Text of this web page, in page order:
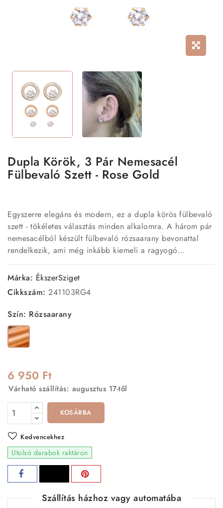
Dupla Körök, 3 Pár Nemesacél
Fülbevaló Szett - Rose Gold
Egyszerre elegáns és modern, ez a dupla körös fülbevaló
szett - tökéletes választás minden alkalomra. A három pár
nemesacélból készült fülbevaló rózsaarany bevonattal
rendelkezik, ami még inkább kiemeli a ragyogó
kristályokat. A fülbevalók hipoallergén 316L
nemesacélból készültek, így biztosítva a kényelmet és a
tartósságot. A különböző méretek és formák lehetővé
teszik, hogy az adott alkalomhoz leginkább illőt válaszd.
Legyen szó egy elegáns vacsoráról vagy hétköznapi
megjelenésről, ez a fülbevaló szett mindig tökéletes
választás lesz. Az ár tartalmazza a képen látható 3 pár
fülbevalót.
Márka: ÉkszerSziget
Cikkszám: 241103RG4
Szín: Rózsaarany
Rózsaarany
6 950 Ft
Várható szállítás: augusztus 17-től
KOSÁRBA
Kedvencekhez
Utolsó darabok raktáron
Szállítás házhoz vagy automatába